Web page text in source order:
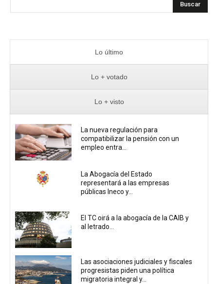
Buscar
Lo último
Lo + votado
Lo + visto
La nueva regulación para
compatibilizar la pensión con un
empleo entra...
La Abogacía del Estado
representará a las empresas
públicas Ineco y...
El TC oirá a la abogacía de la CAIB y
al letrado...
Las asociaciones judiciales y fiscales
progresistas piden una política
migratoria integral y...